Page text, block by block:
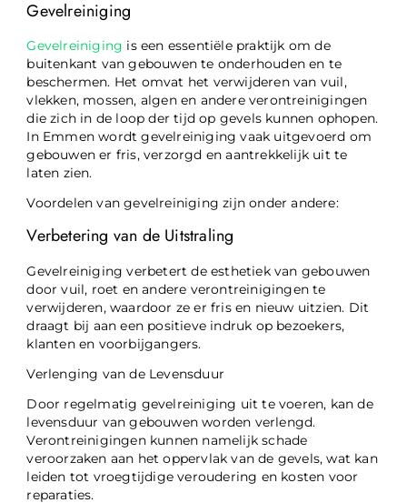
Gevelreiniging
Gevelreiniging is een essentiële praktijk om de
buitenkant van gebouwen te onderhouden en te
beschermen. Het omvat het verwijderen van vuil,
vlekken, mossen, algen en andere verontreinigingen
die zich in de loop der tijd op gevels kunnen ophopen.
In Emmen wordt gevelreiniging vaak uitgevoerd om
gebouwen er fris, verzorgd en aantrekkelijk uit te
laten zien.
Voordelen van gevelreiniging zijn onder andere:
Verbetering van de Uitstraling
Gevelreiniging verbetert de esthetiek van gebouwen
door vuil, roet en andere verontreinigingen te
verwijderen, waardoor ze er fris en nieuw uitzien. Dit
draagt bij aan een positieve indruk op bezoekers,
klanten en voorbijgangers.
Verlenging van de Levensduur
Door regelmatig gevelreiniging uit te voeren, kan de
levensduur van gebouwen worden verlengd.
Verontreinigingen kunnen namelijk schade
veroorzaken aan het oppervlak van de gevels, wat kan
leiden tot vroegtijdige veroudering en kosten voor
reparaties.